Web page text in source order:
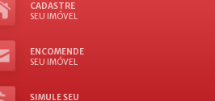
CADASTRE
SEU IMÓVEL
ENCOMENDE
SEU IMÓVEL
SIMULE SEU